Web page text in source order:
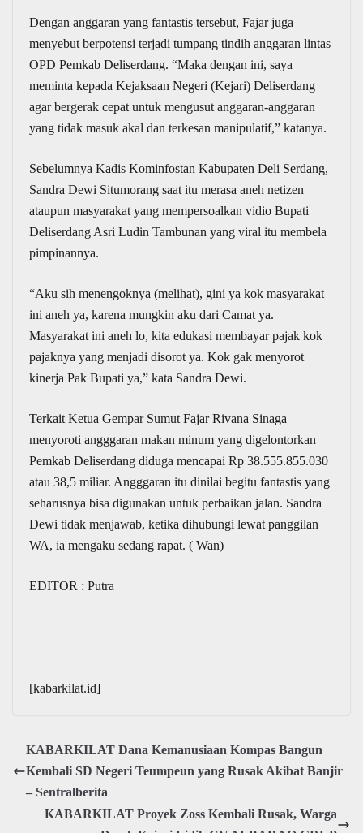
Dengan anggaran yang fantastis tersebut, Fajar juga
menyebut berpotensi terjadi tumpang tindih anggaran lintas
OPD Pemkab Deliserdang. “Maka dengan ini, saya
meminta kepada Kejaksaan Negeri (Kejari) Deliserdang
agar bergerak cepat untuk mengusut anggaran-anggaran
yang tidak masuk akal dan terkesan manipulatif,” katanya.
Sebelumnya Kadis Kominfostan Kabupaten Deli Serdang,
Sandra Dewi Situmorang saat itu merasa aneh netizen
ataupun masyarakat yang mempersoalkan vidio Bupati
Deliserdang Asri Ludin Tambunan yang viral itu membela
pimpinannya.
“Aku sih menengoknya (melihat), gini ya kok masyarakat
ini aneh ya, karena mungkin aku dari Camat ya.
Masyarakat ini aneh lo, kita edukasi membayar pajak kok
pajaknya yang menjadi disorot ya. Kok gak menyorot
kinerja Pak Bupati ya,” kata Sandra Dewi.
Terkait Ketua Gempar Sumut Fajar Rivana Sinaga
menyoroti angggaran makan minum yang digelontorkan
Pemkab Deliserdang diduga mencapai Rp 38.555.855.030
atau 38,5 miliar. Angggaran itu dinilai begitu fantastis yang
seharusnya bisa digunakan untuk perbaikan jalan. Sandra
Dewi tidak menjawab, ketika dihubungi lewat panggilan
WA, ia mengaku sedang rapat. ( Wan)
EDITOR : Putra
[kabarkilat.id]
KABARKILAT Dana Kemanusiaan Kompas Bangun
Kembali SD Negeri Teumpeun yang Rusak Akibat Banjir
– Sentralberita
KABARKILAT Proyek Zoss Kembali Rusak, Warga